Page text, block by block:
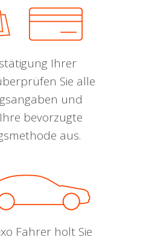
Ihrer
Sie alle
und
bevorzugte
aus.
Fahrer holt Sie